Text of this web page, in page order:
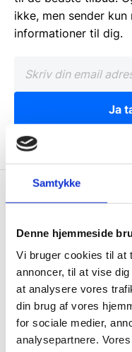
Samtykke
Denne hjemmeside
Vi bruger cookies til at
annoncer, til at vise
at analysere vores
din brug af vores
for sociale medier,
analysepartnere.
ikke, men sender
informationer til dig.
Ja
Wallshop.dk
Gastrobutikken ApS
Rømersvej 33
7430 Ikast
CVR: 38952986
Telefon træffetid:
Tlf.71 99 30 98